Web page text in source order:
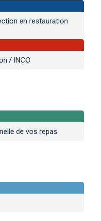
en restauration
/ INCO
de vos repas